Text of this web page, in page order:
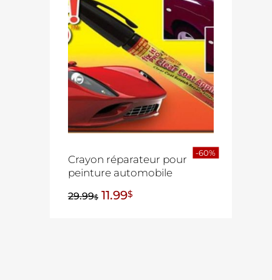
Crayon réparateur pour
peinture automobile
29.99$ 11.99$
-60%